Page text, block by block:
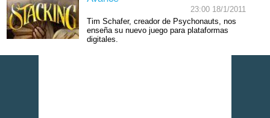
23:00 18/1/2011
Tim Schafer, creador de Psychonauts, nos
enseña su nuevo juego para plataformas
digitales.